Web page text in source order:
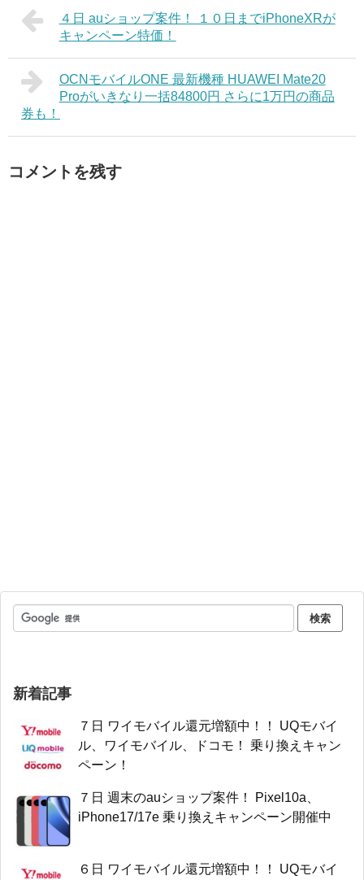
４日 auショップ案件！ １０日までiPhoneXRが
キャンペーン特価！
OCNモバイルONE 最新機種 HUAWEI Mate20
Proがいきなり一括84800円 さらに1万円の商品
券も！
コメントを残す
新着記事
７日 ワイモバイル還元増額中！！ UQモバイ
ル、ワイモバイル、ドコモ！ 乗り換えキャン
ペーン！
７日 週末のauショップ案件！ Pixel10a、
iPhone17/17e 乗り換えキャンペーン開催中
６日 ワイモバイル還元増額中！！ UQモバイ